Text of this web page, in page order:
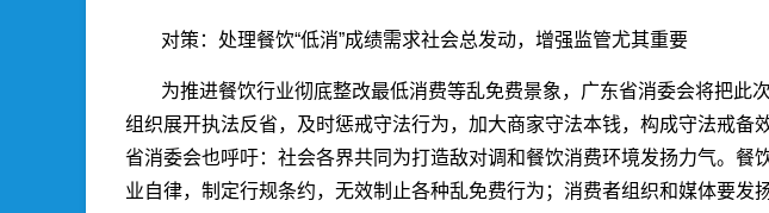
对策：处理餐饮“低消”成绩需求社会总发动，增强监管尤其重要
为推进餐饮行业彻底整改最低消费等乱免费景象，广东省消委会将把
组织展开执法反省，及时惩戒守法行为，加大商家守法本钱，构成守法戒备
省消委会也呼吁：社会各界共同为打造敌对调和餐饮消费环境发扬力气。
业自律，制定行规条约，无效制止各种乱免费行为；消费者组织和媒体要发